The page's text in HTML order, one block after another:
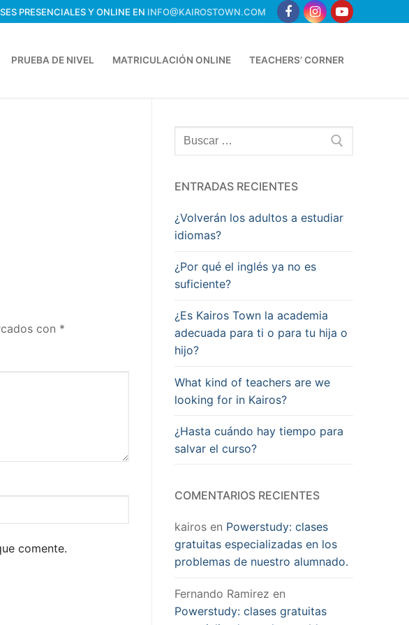
PRESENCIALES Y ONLINE EN INFO@KAIROSTOWN.COM
PRUEBA DE NIVEL MATRICULACIÓN ONLINE TEACHERS’ CORNER
con *
comente.
ENTRADAS RECIENTES
¿Volverán los adultos a estudiar
idiomas?
¿Por qué el inglés ya no es
suficiente?
¿Es Kairos Town la academia
adecuada para ti o para tu hija o
hijo?
What kind of teachers are we
looking for in Kairos?
¿Hasta cuándo hay tiempo para
salvar el curso?
COMENTARIOS RECIENTES
kairos en Powerstudy: clases
gratuitas especializadas en los
problemas de nuestro alumnado.
Fernando Ramirez en
Powerstudy: clases gratuitas